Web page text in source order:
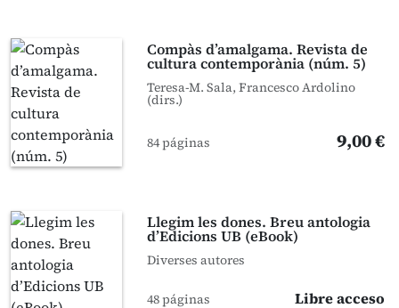
Compàs d’amalgama. Revista de
cultura contemporània (núm. 5)
Teresa-M. Sala, Francesco Ardolino
(dirs.)
84 páginas 9,00 €
Llegim les dones. Breu antologia
d’Edicions UB (eBook)
Diverses autores
48 páginas Libre acceso